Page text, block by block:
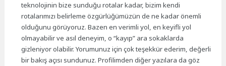
teknolojinin bize sunduğu rotalar kadar, bizim kendi
rotalarımızı belirleme özgürlüğümüzün de ne kadar önemli
olduğunu görüyoruz. Bazen en verimli yol, en keyifli yol
olmayabilir ve asıl deneyim, o “kayıp” ara sokaklarda
gizleniyor olabilir. Yorumunuz için çok teşekkür ederim, değerli
bir bakış açısı sundunuz. Profilimden diğer yazılara da göz